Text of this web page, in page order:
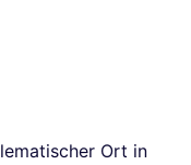
Ort in